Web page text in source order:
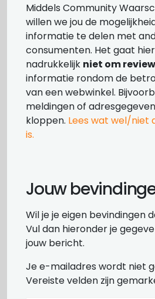
Middels Community
willen we jou de
informatie te delen met
consumenten. Het gaat
nadrukkelijk niet om
informatie rondom de
van een webwinkel.
meldingen of
kloppen. Lees wat wel/niet
is.
Jouw
Wil je je eigen bevindingen
Vul dan hieronder je
jouw bericht.
Je e-mailadres wordt niet
Vereiste velden zijn